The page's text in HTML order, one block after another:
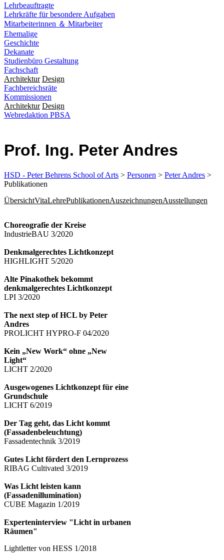
Lehrbeauftragte
Lehrkräfte für besondere Aufgaben
Mitarbeiterinnen ＆ Mitarbeiter
Ehemalige
Geschichte
Dekanate
Studienbüro Gestaltung
Fachschaft
Architektur Design
Fachbereichsräte
Kommissionen
Architektur Design
Webredaktion PBSA
Prof. Ing. Peter Andres
HSD - Peter Behrens School of Arts > Personen > Peter Andres >
Publikationen
ÜbersichtVitaLehrePublikationenAuszeichnungenAusstellungen
Choreografie der Kreise
IndustrieBAU 3/2020
Denkmalgerechtes Lichtkonzept
HIGHLIGHT 5/2020
Alte Pinakothek bekommt
denkmalgerechtes Lichtkonzept
LPI 3/2020
The next step of HCL by Peter
Andres
PROLICHT HYPRO-F 04/2020
Kein „New Work“ ohne „New
Light“
LICHT 2/2020
Ausgewogenes Lichtkonzept für eine
Grundschule
LICHT 6/2019
Der Tag geht, das Licht kommt
(Fassadenbeleuchtung)
Fassadentechnik 3/2019
Gutes Licht fördert den Lernprozess
RIBAG Cultivated 3/2019
Was Licht leisten kann
(Fassadenillumination)
CUBE Magazin 1/2019
​Experteninterview "Licht in urbanen
Räumen"
Lightletter von HESS 1/2018